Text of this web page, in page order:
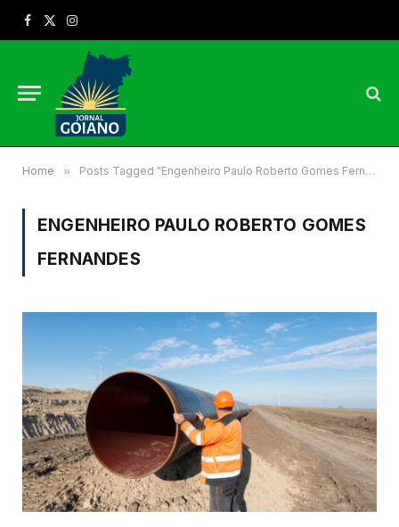
Facebook
X
Instagram
Home » Posts Tagged "Engenheiro Paulo Roberto Gomes Fernandes"
ENGENHEIRO PAULO ROBERTO GOMES
FERNANDES